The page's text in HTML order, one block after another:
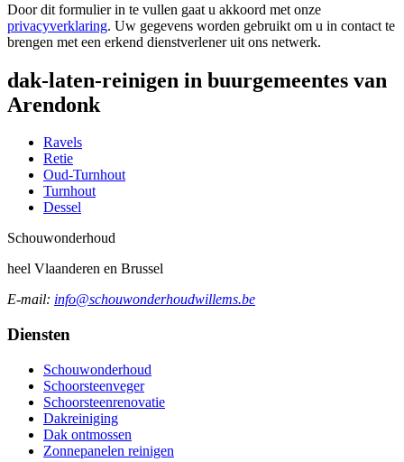
Door dit formulier in te vullen gaat u akkoord met onze
privacyverklaring. Uw gegevens worden gebruikt om u in contact te
brengen met een erkend dienstverlener uit ons netwerk.
dak-laten-reinigen in buurgemeentes van
Arendonk
Ravels
Retie
Oud-Turnhout
Turnhout
Dessel
Schouwonderhoud
heel Vlaanderen en Brussel
E-mail: info@schouwonderhoudwillems.be
Diensten
Schouwonderhoud
Schoorsteenveger
Schoorsteenrenovatie
Dakreiniging
Dak ontmossen
Zonnepanelen reinigen